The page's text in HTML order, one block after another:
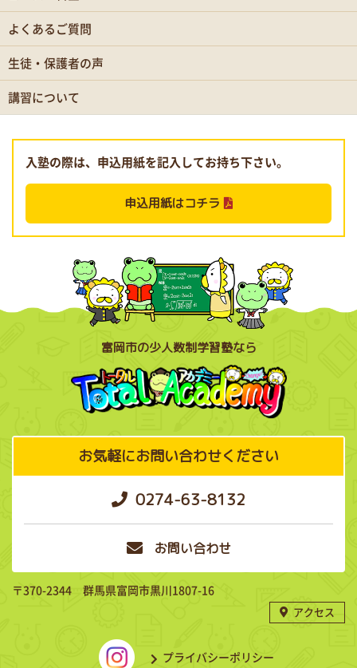
よくあるご質問
生徒・保護者の声
講習について
入塾の際は、申込用紙を記入してお持ち下さい。
申込用紙はコチラ
富岡市の少人数制学習塾なら
お気軽にお問い合わせください
0274-63-8132
お問い合わせ
〒370-2344 群馬県富岡市黒川1807-16
アクセス
プライバシーポリシー